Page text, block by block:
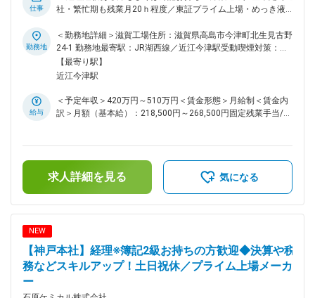
仕事
社・繁忙期も残業月20ｈ程度／東証プライム上場・めっき液
■□ ■業務概要： 滋賀工場にて経理担当として業務に携わって
いただきます。 本社経理とやり取りする橋渡しのような役割
も期待しています。 ■業務詳細： ・主に経理事務 ・原価計算
・棚卸資産在庫管理 ・本社経理部との連携 ・総務事務全般
配 等） ■組織構成： 生産管理課9名 うち1名が原価計算をメ
インに担当、3名が設備関連、5名が生産管理係 （30代～40代
で担当している社員から徐々に業務を引継ぎながら覚えていた
だきます。OJTで徐々に教育いたしますので実務未経験の方
もご安心ください◎ ■当社の特徴： ◇当社は電子関連分野、自
動車用品分野、鉄鋼・化学を中心とする工業薬品の3つの分野
業薬品の四つの事業をバランスよく展開、全天候型経営を強化
高性能で高品質な製品を市場に送り出し高い信頼性を追求、更
に既成概念に囚われず新しい角度から製品開発、技術開発に全
力傾注しております。 変更の範囲：会社の定める業務
勤務地
＜勤務地詳細＞滋賀工場住所：滋賀県高島市今津町北生見古野
24-1 勤務地最寄駅：JR湖西線／近江今津駅受動喫煙対策：屋
内全面禁煙変更の範囲：会社の定める事業所
【最寄り駅】
近江今津駅
給与
＜予定年収＞420万円～510万円＜賃金形態＞月給制＜賃金内
訳＞月額（基本給）：218,500円～268,500円固定残業手当/
有＜給与補足＞■昇給：年1回（4月）■賞与：年2回（6月、12
月）※賞与の係数は業績変動あり賃金はあくまでも目安の金額
であり、選考を通じて上下する可能性があります。月給(月額)
求人詳細を見る 気になる
NEW
【神戸本社】経理※簿記2級お持ちの方歓迎◆決算や税
務などスキルアップ！土日祝休／プライム上場メーカ
ー